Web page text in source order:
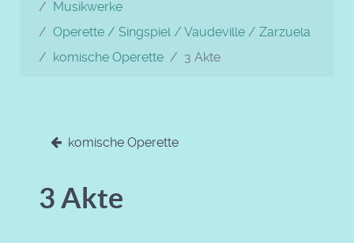
Musikwerke
Operette / Singspiel / Vaudeville / Zarzuela
komische Operette
3 Akte
komische Operette
3 Akte